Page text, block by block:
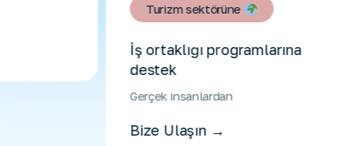
Turizm sektörüne
İş ortaklığı programlarına
destek
Gerçek insanlardan
Bize Ulaşın →